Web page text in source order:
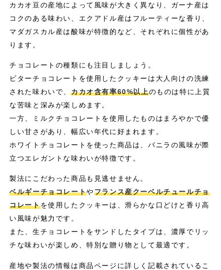
カカオ豆の産地によって風味が大きく異なり、ガーナ産は
コクのある味わい、エクアドル産はフルーティーな香り、
マダガスカル産は酸味が特徴的など、それぞれに個性があ
ります。
チョコレートの種類にも注目しましょう。
ビターチョコレートを使用したクッキーは大人向けの洗練
された味わいで、 カカオ含有率60%以上のものは特に上質
な苦味と深みが楽しめます。
一方、ミルクチョコレートを使用したものはまろやかで優
しい甘さがあり、幅広い年代に好まれます。
ホワイトチョコレートを使った商品は、バニラの風味が際
立つエレガントな味わいが特徴です。
製法にこだわった商品も見逃せません。
ベルギーチョコレートやフランス産クーベルチュールチョ
コレートを使用したクッキーは、滑らかな口どけと香り高
い風味が魅力です。
また、生チョコレートをサンドしたタイプは、濃厚でリッ
チな味わいが楽しめ、特別な贈り物として最適です。
産地や製法の情報は商品ページに詳しく記載されているこ